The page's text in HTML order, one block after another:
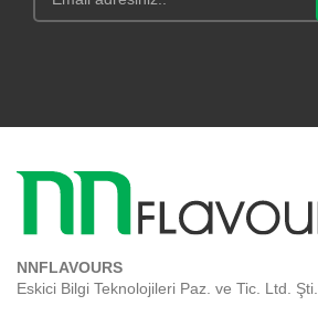
NNFLAVOURS
Eskici Bilgi Teknolojileri Paz. ve Tic. Ltd. Şti.